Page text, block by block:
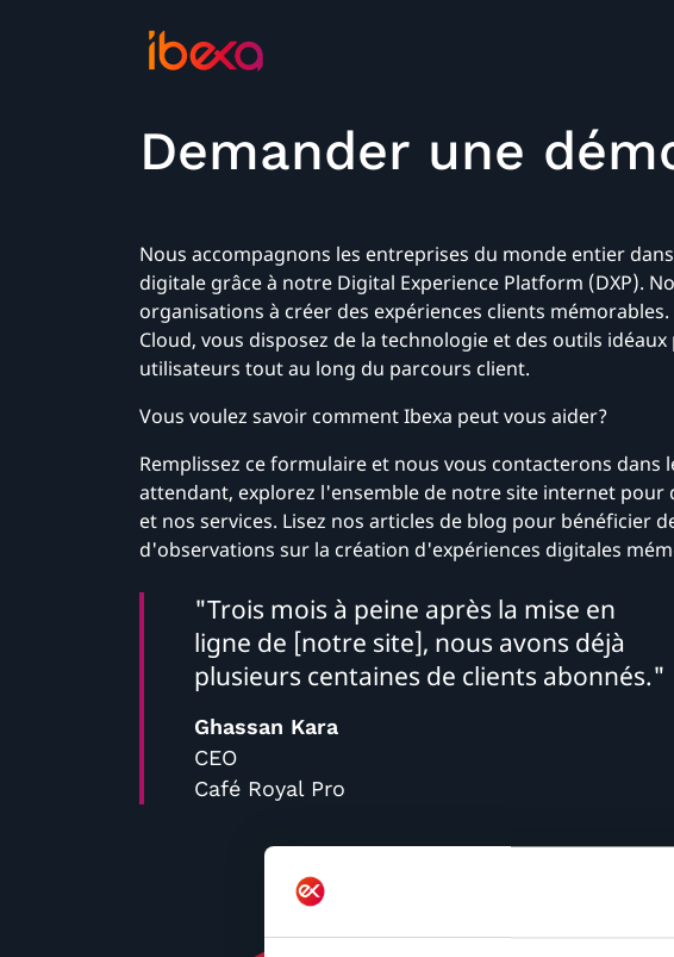
Demander une
Nous accompagnons les entreprises du monde entier
digitale grâce à notre Digital Experience Platform (DXP).
organisations à créer des expériences clients mémorables.
Cloud, vous disposez de la technologie et des outils
utilisateurs tout au long du parcours client.
Vous voulez savoir comment Ibexa peut vous aider?
Remplissez ce formulaire et nous vous contacterons dans
attendant, explorez l'ensemble de notre site internet pour
et nos services. Lisez nos articles de blog pour bénéficier
d'observations sur la création d'expériences digitales
"Trois mois à peine après la mise en
ligne de [notre site], nous avons déjà
plusieurs centaines de clients abonnés."
Ghassan Kara
CEO
Café Royal Pro